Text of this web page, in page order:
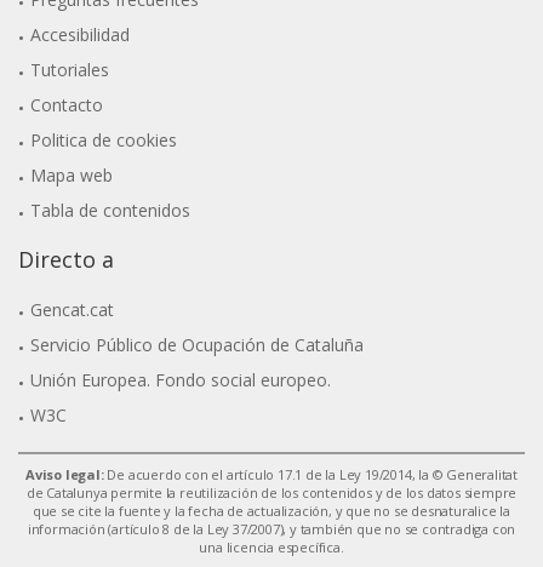
Accesibilidad
Tutoriales
Contacto
Politica de cookies
Mapa web
Tabla de contenidos
Directo a
Gencat.cat
Servicio Público de Ocupación de Cataluña
Unión Europea. Fondo social europeo.
W3C
Aviso legal:De acuerdo con el artículo 17.1 de la Ley 19/2014, la © Generalitat
de Catalunya permite la reutilización de los contenidos y de los datos siempre
que se cite la fuente y la fecha de actualización, y que no se desnaturalice la
información (artículo 8 de la Ley 37/2007), y también que no se contradiga con
una licencia específica.